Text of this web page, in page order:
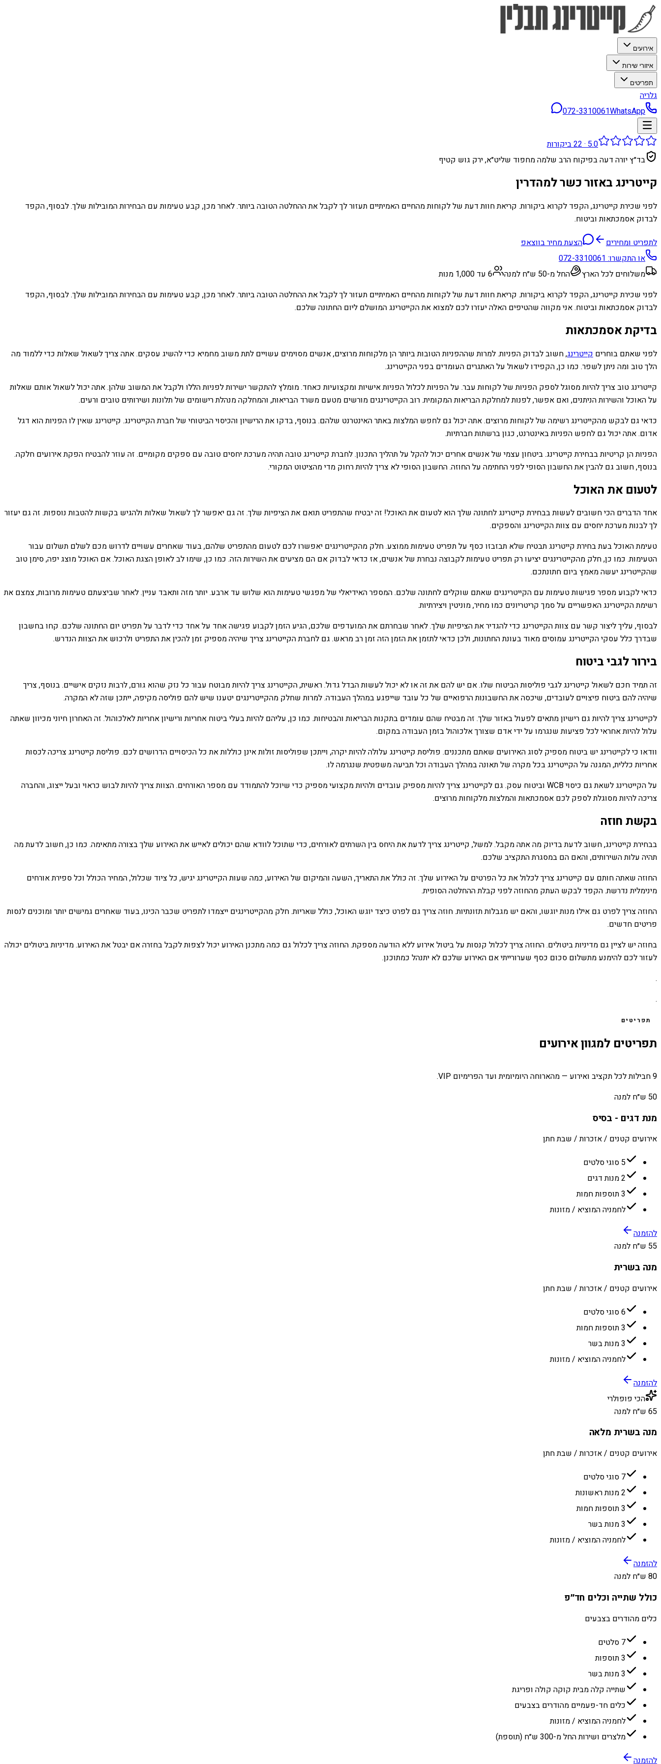
אירועים
איזורי שירות
תפריטים
גלריה
072-3310061WhatsApp
5.0
·
22ביקורות
בד״ץ יורה דעה בפיקוח הרב שלמה מחפוד שליט״א, ירק גוש קטיף
קייטרינג באזור כשר למהדרין
לפני שכירת קייטרינג, הקפד לקרוא ביקורות. קריאת חוות דעת של לקוחות מהחיים האמיתיים תעזור לך לקבל את ההחלטה הטובה ביותר. לאחר מכן, קבע טעימות עם הבחירות המובילות שלך. לבסוף, הקפד
לבדוק אסמכתאות וביטוח.
לתפריט ומחירים
הצעת מחיר בווצאפ
או התקשרו:072-3310061
משלוחים לכל הארץ
החל מ-50 ש״ח למנה
6 עד 1,000 מנות
לפני שכירת קייטרינג, הקפד לקרוא ביקורות. קריאת חוות דעת של לקוחות מהחיים האמיתיים תעזור לך לקבל את ההחלטה הטובה ביותר. לאחר מכן, קבע טעימות עם הבחירות המובילות שלך. לבסוף, הקפד
לבדוק אסמכתאות וביטוח. אני מקווה שהטיפים האלה יעזרו לכם למצוא את הקייטרינג המושלם ליום החתונה שלכם.
בדיקת אסמכתאות
לפני שאתם בוחרים קייטרינג, חשוב לבדוק הפניות. למרות שההפניות הטובות ביותר הן מלקוחות מרוצים, אנשים מסוימים עשויים לתת משוב מחמיא כדי להשיג עסקים. אתה צריך לשאול שאלות כדי ללמוד מה
הלך טוב ומה ניתן לשפר. כמו כן, הקפידו לשאול על האתגרים העומדים בפני הקייטרינג.
קייטרינג טוב צריך להיות מסוגל לספק הפניות של לקוחות עבר. על הפניות לכלול הפניות אישיות ומקצועיות כאחד. מומלץ להתקשר ישירות לפניות הללו ולקבל את המשוב שלהן. אתה יכול לשאול אותם שאלות
על האוכל והשירות הניתנים, ואם אפשר, לפנות למחלקת הבריאות המקומית. רוב הקייטרינגים מורשים מטעם משרד הבריאות, והמחלקה מנהלת רישומים של תלונות ושירותים טובים ורעים.
כדאי גם לבקש מהקייטרינג רשימה של לקוחות מרוצים. אתה יכול גם לחפש המלצות באתר האינטרנט שלהם. בנוסף, בדקו את הרישיון והכיסוי הביטוחי של חברת הקייטרינג. קייטרינג שאין לו הפניות הוא דגל
אדום. אתה יכול גם לחפש הפניות באינטרנט, כגון ברשתות חברתיות.
הפניות הן קריטיות בבחירת קייטרינג. ביטחון עצמי של אנשים אחרים יכול להקל על תהליך התכנון. לחברת קייטרינג טובה תהיה מערכת יחסים טובה עם ספקים מקומיים. זה עוזר להבטיח הפקת אירועים חלקה.
בנוסף, חשוב גם להבין את החשבון הסופי לפני החתימה על החוזה. החשבון הסופי לא צריך להיות רחוק מדי מהציטוט המקורי.
לטעום את האוכל
אחד הדברים הכי חשובים לעשות בבחירת קייטרינג לחתונה שלך הוא לטעום את האוכל! זה יבטיח שהתפריט תואם את הציפיות שלך. זה גם יאפשר לך לשאול שאלות ולהגיש בקשות להטבות נוספות. זה גם יעזור
לך לבנות מערכת יחסים עם צוות הקייטרינג והספקים.
טעימת האוכל בעת בחירת קייטרינג תבטיח שלא תבזבזו כסף על תפריט טעימות ממוצע. חלק מהקייטרינגים יאפשרו לכם לטעום מהתפריט שלהם, בעוד שאחרים עשויים לדרוש מכם לשלם תשלום עבור
הטעימות. כמו כן, חלק מהקייטרינגים יציעו רק תפריט טעימות לקבוצה נבחרת של אנשים, אז כדאי לבדוק אם הם מציעים את השירות הזה. כמו כן, שימו לב לאופן הצגת האוכל. אם האוכל מוצג יפה, סימן טוב
שהקייטרינג יעשה מאמץ ביום חתונתכם.
כדאי לקבוע מספר פגישות טעימות עם הקייטרינגים שאתם שוקלים לחתונה שלכם. המספר האידיאלי של מפגשי טעימות הוא שלוש עד ארבע. יותר מזה ותאבד עניין. לאחר שביצעתם טעימות מרובות, צמצם את
רשימת הקייטרינג האפשריים על סמך קריטריונים כמו מחיר, מוניטין ויצירתיות.
לבסוף, עליך ליצור קשר עם צוות הקייטרינג כדי להגדיר את הציפיות שלך. לאחר שבחרתם את המועדפים שלכם, הגיע הזמן לקבוע פגישה אחד על אחד כדי לדבר על תפריט יום החתונה שלכם. קחו בחשבון
שבדרך כלל עסקי הקייטרינג עמוסים מאוד בעונת החתונות, ולכן כדאי לתזמן את הזמן הזה זמן רב מראש. גם לחברת הקייטרינג צריך שיהיה מספיק זמן להכין את התפריט ולרכוש את הצוות הנדרש.
בירור לגבי ביטוח
זה תמיד חכם לשאול קייטרינג לגבי פוליסות הביטוח שלו. אם יש להם את זה או לא יכול לעשות הבדל גדול. ראשית, הקייטרינג צריך להיות מבוטח עבור כל נזק שהוא גורם, לרבות נזקים אישיים. בנוסף, צריך
שיהיה להם ביטוח פיצויים לעובדים, שיכסה את החשבונות הרפואיים של כל עובד שייפגע במהלך העבודה. למרות שחלק מהקייטרינגים יטענו שיש להם פוליסה מקיפה, ייתכן שזה לא המקרה.
לקייטרינג צריך להיות גם רישיון מתאים לפעול באזור שלך. זה מבטיח שהם עומדים בתקנות הבריאות והבטיחות. כמו כן, עליהם להיות בעלי ביטוח אחריות ורישיון אחריות לאלכוהול. זה האחרון חיוני מכיוון שאתה
עלול להיות אחראי לכל פציעות שנגרמו על ידי אדם שצורך אלכוהול בזמן העבודה במקום.
וודאו כי לקייטרינג יש ביטוח מספיק לסוג האירועים שאתם מתכננים. פוליסת קייטרינג עלולה להיות יקרה, וייתכן שפוליסות זולות אינן כוללות את כל הכיסויים הדרושים לכם. פוליסת קייטרינג צריכה לכסות
אחריות כללית, המגנה על הקייטרינג בכל מקרה של תאונה במהלך העבודה וכל תביעה משפטית שנגרמה לו.
על הקייטרינג לשאת גם כיסוי WCB וביטוח עסק. גם לקייטרינג צריך להיות מספיק עובדים ולהיות מקצועי מספיק כדי שיוכל להתמודד עם מספר האורחים. הצוות צריך להיות לבוש כראוי ובעל ייצוג, והחברה
צריכה להיות מסוגלת לספק לכם אסמכתאות והמלצות מלקוחות מרוצים.
בקשת חוזה
בבחירת קייטרינג, חשוב לדעת בדיוק מה אתה מקבל. למשל, קייטרינג צריך לדעת את היחס בין השרתים לאורחים, כדי שתוכל לוודא שהם יכולים לאייש את האירוע שלך בצורה מתאימה. כמו כן, חשוב לדעת מה
תהיה עלות השירותים, והאם הם במסגרת התקציב שלכם.
החוזה שאתה חותם עם קייטרינג צריך לכלול את כל הפרטים על האירוע שלך. זה כולל את התאריך, השעה והמיקום של האירוע, כמה שעות הקייטרינג יגיש, כל ציוד שכלול, המחיר הכולל וכל ספירת אורחים
מינימלית נדרשת. הקפד לבקש העתק מהחוזה לפני קבלת ההחלטה הסופית.
החוזה צריך לפרט גם אילו מנות יוגשו, והאם יש מגבלות תזונתיות. חוזה צריך גם לפרט כיצד יוגש האוכל, כולל שאריות. חלק מהקייטרינגים ייצמדו לתפריט שכבר הכינו, בעוד שאחרים גמישים יותר ומוכנים לנסות
פריטים חדשים.
בחוזה יש לציין גם מדיניות ביטולים. החוזה צריך לכלול קנסות על ביטול אירוע ללא הודעה מספקת. החוזה צריך לכלול גם כמה מתכנן האירוע יכול לצפות לקבל בחזרה אם יבטל את האירוע. מדיניות ביטולים יכולה
לעזור לכם להימנע מתשלום סכום כסף שערורייתי אם האירוע שלכם לא יתנהל כמתוכנן.
.
.
תפריטים
תפריטים למגוון אירועים
9 חבילות לכל תקציב ואירוע — מהארוחה היומיומית ועד הפרימיום VIP.
50 ש״ח למנה
מנת דגים - בסיס
אירועים קטנים / אזכרות / שבת חתן
5 סוגי סלטים
2 מנות דגים
3 תוספות חמות
לחמניה המוציא / מזונות
להזמנה
55 ש״ח למנה
מנה בשרית
אירועים קטנים / אזכרות / שבת חתן
6 סוגי סלטים
3 תוספות חמות
3 מנות בשר
לחמניה המוציא / מזונות
להזמנה
הכי פופולרי
65 ש״ח למנה
מנה בשרית מלאה
אירועים קטנים / אזכרות / שבת חתן
7 סוגי סלטים
2 מנות ראשונות
3 תוספות חמות
3 מנות בשר
לחמניה המוציא / מזונות
להזמנה
80 ש״ח למנה
כולל שתייה וכלים חד״פ
כלים מהודרים בצבעים
7 סלטים
3 תוספות
3 מנות בשר
שתייה קלה מבית קוקה קולה ופריגת
כלים חד-פעמיים מהודרים בצבעים
לחמניה המוציא / מזונות
מלצרים ושירות החל מ-300 ש״ח (תוספת)
להזמנה